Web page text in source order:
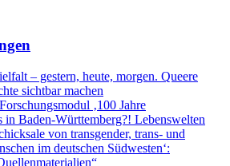
– gestern, heute, morgen. Queere
sichtbar machen
‚100 Jahre
in Baden-Württemberg?! Lebenswelten
von transgender, trans- und
im deutschen Südwesten‘: